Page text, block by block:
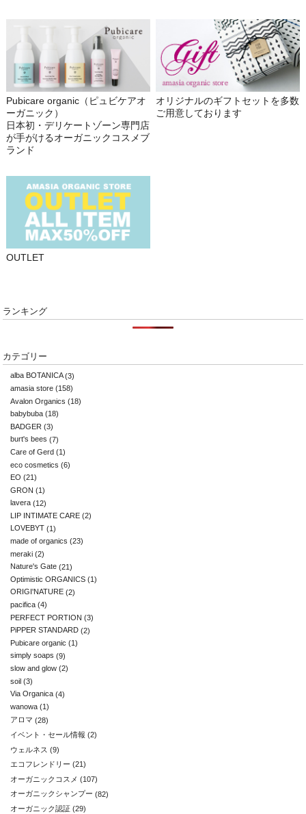
Pubicare organic（ピュビケアオ
ーガニック）
日本初・デリケートゾーン専門店
が手がけるオーガニックコスメブ
ランド
オリジナルのギフトセットを多数
ご用意しております
OUTLET
ランキング
カテゴリー
alba BOTANICA(3)
amasia store (158)
Avalon Organics (18)
babybuba (18)
BADGER (3)
burt's bees (7)
Care of Gerd (1)
eco cosmetics (6)
EO (21)
GRON (1)
lavera (12)
LIP INTIMATE CARE (2)
LOVEBYT (1)
made of organics (23)
meraki (2)
Nature's Gate (21)
Optimistic ORGANICS (1)
ORIGI'NATURE (2)
pacifica (4)
PERFECT PORTION (3)
PiPPER STANDARD (2)
Pubicare organic (1)
simply soaps (9)
slow and glow (2)
soil (3)
Via Organica (4)
wanowa (1)
アロマ (28)
イベント・セール情報 (2)
ウェルネス (9)
エコフレンドリー (21)
オーガニックコスメ (107)
オーガニックシャンプー (82)
オーガニック認証 (29)